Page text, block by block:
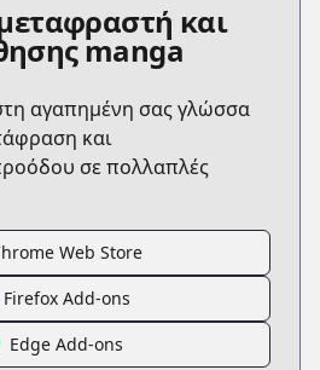
και
manga
αγαπημένη σας γλώσσα
και
σε πολλαπλές
Web Store
Firefox Add-ons
Edge Add-ons